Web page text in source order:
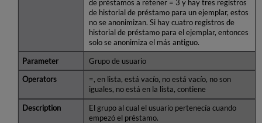
de préstamos a retener = 3 y hay tres registros
de historial de préstamo para un ejemplar, estos
no se anonimizan. Si hay cuatro registros de
historial de préstamo para el ejemplar, entonces
solo se anonimiza el más antiguo.
Grupo de usuario
=, en lista, está vacío, no está vacío, no son
iguales, no está en la lista, contiene
El grupo al cual el usuario pertenecía cuando
empezó el préstamo.